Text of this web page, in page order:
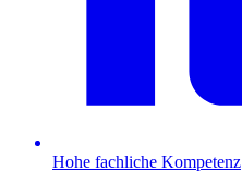
Hohe fachliche Kompetenz